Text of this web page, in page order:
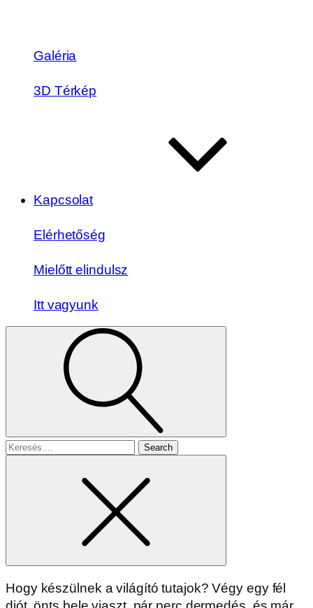
Galéria
3D Térkép
Kapcsolat
Elérhetőség
Mielőtt elindulsz
Itt vagyunk
Search
Hogy készülnek a világító tutajok? Végy egy fél